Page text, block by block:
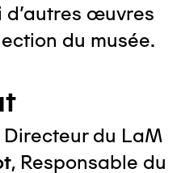
d’autres œuvres
du musée.
Directeur du LaM
, Responsable du